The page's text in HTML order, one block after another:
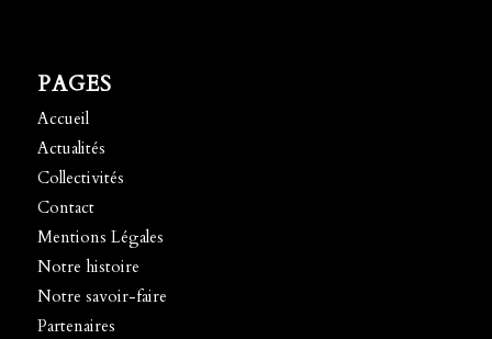
PAGES
Accueil
Actualités
Collectivités
Contact
Mentions Légales
Notre histoire
Notre savoir-faire
Partenaires